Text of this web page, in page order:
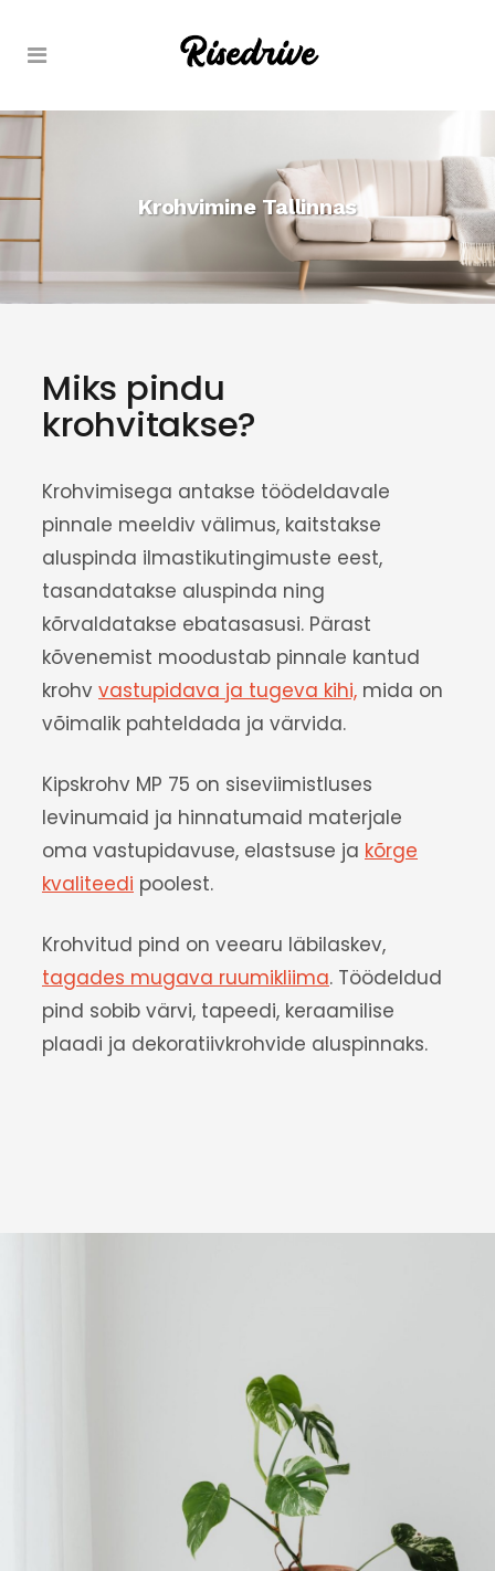
Krohvimine Tallinnas
Miks pindu
krohvitakse?
Krohvimisega antakse töödeldavale
pinnale meeldiv välimus, kaitstakse
aluspinda ilmastikutingimuste eest,
tasandatakse aluspinda ning
kõrvaldatakse ebatasasusi. Pärast
kõvenemist moodustab pinnale kantud
krohv vastupidava ja tugeva kihi, mida on
võimalik pahteldada ja värvida.
Kipskrohv MP 75 on siseviimistluses
levinumaid ja hinnatumaid materjale
oma vastupidavuse, elastsuse ja kõrge
kvaliteedi poolest.
Krohvitud pind on veearu läbilaskev,
tagades mugava ruumikliima. Töödeldud
pind sobib värvi, tapeedi, keraamilise
plaadi ja dekoratiivkrohvide aluspinnaks.